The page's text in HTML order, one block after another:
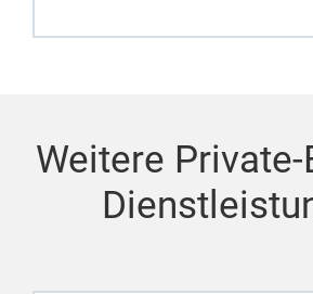
Weitere